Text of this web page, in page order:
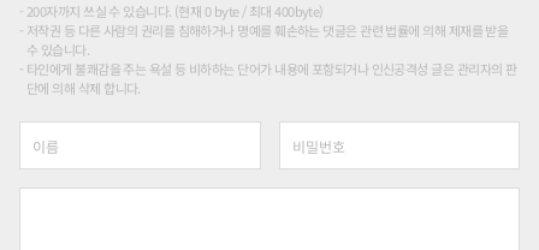
200자까지 쓰실 수 있습니다. (현재 0 byte / 최대 400byte)
저작권 등 다른 사람의 권리를 침해하거나 명예를 훼손하는 댓글은 관련 법률에 의해 제재를 받을
수 있습니다.
타인에게 불쾌감을 주는 욕설 등 비하하는 단어가 내용에 포함되거나 인신공격성 글은 관리자의 판
단에 의해 삭제 합니다.